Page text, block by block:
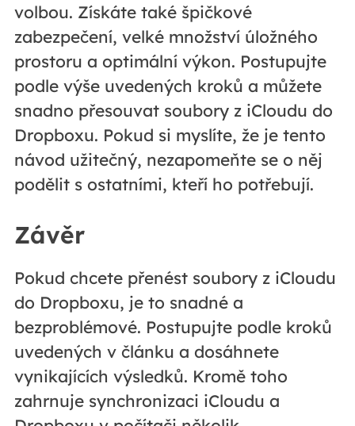
volbou. Získáte také špičkové
zabezpečení, velké množství úložného
prostoru a optimální výkon. Postupujte
podle výše uvedených kroků a můžete
snadno přesouvat soubory z iCloudu do
Dropboxu. Pokud si myslíte, že je tento
návod užitečný, nezapomeňte se o něj
podělit s ostatními, kteří ho potřebují.
Závěr
Pokud chcete přenést soubory z iCloudu
do Dropboxu, je to snadné a
bezproblémové. Postupujte podle kroků
uvedených v článku a dosáhnete
vynikajících výsledků. Kromě toho
zahrnuje synchronizaci iCloudu a